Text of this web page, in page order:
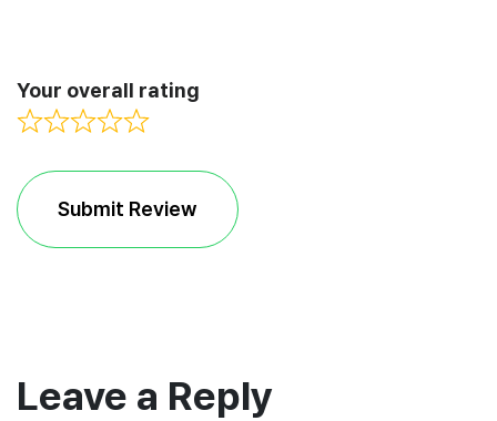
Your overall rating
Submit Review
Leave a Reply